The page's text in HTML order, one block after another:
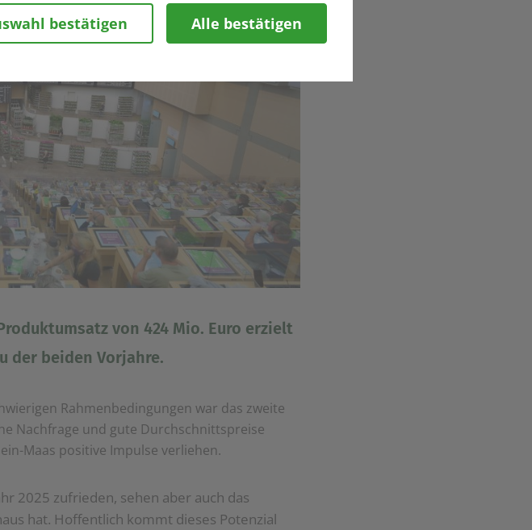
verwendet, die für den reibungslosen Betrieb der
Ihrer Einstellung für das „eingeloggt bleiben“, damit
unserer Dienste ermöglichen können.
und Statistiken, um unsere Dienste und Angebote
die Entwicklung von Besucherzahlen oder den Effekt
können.
erleichtern. So können wir beispielsweise
speichern und Ihnen diese bei einem erneuten
die relevanter für Sie sind. So können wir Ihnen
Suchverhalten zugeschnitten sind.
bestätigen Alle bestätigen
von 424 Mio. Euro erzielt
der beiden Vorjahre.
Rahmenbedingungen war das zweite
Nachfrage und gute Durchschnittspreise
Maas positive Impulse verliehen.
2025 zufrieden, sehen aber auch das
hat. Hoffentlich kommt dieses Potenzial